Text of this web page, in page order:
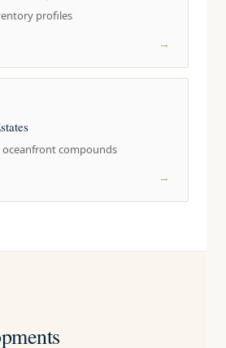
profiles
→
oceanfront compounds
→